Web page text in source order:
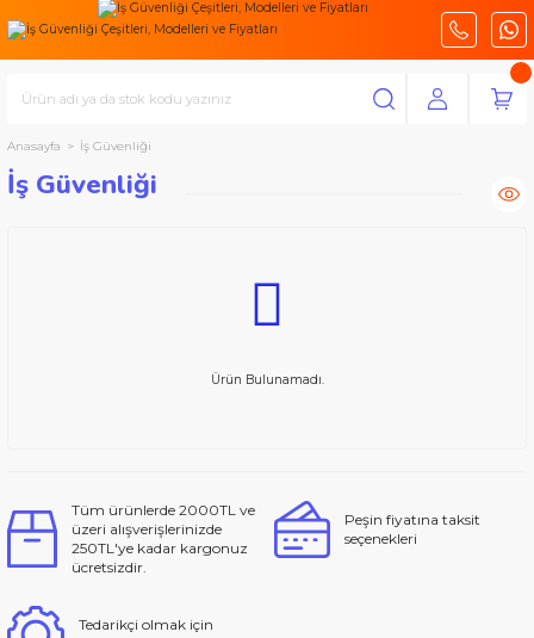
Anasayfa İş Güvenliği
İş Güvenliği
Ürün Bulunamadı.
Tüm ürünlerde 2000TL ve
üzeri alışverişlerinizde
250TL'ye kadar kargonuz
ücretsizdir.
Peşin fiyatına taksit
seçenekleri
Tedarikçi olmak için